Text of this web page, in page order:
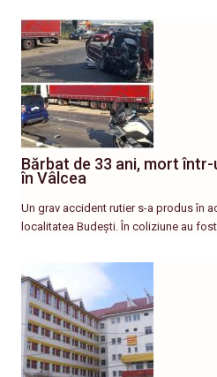
Bărbat de 33 ani, mort
în Vâlcea
Un grav accident rutier s-a produs în
localitatea Budești. În coliziune au